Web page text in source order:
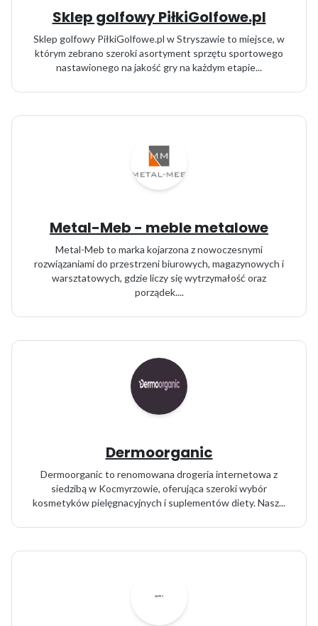
Sklep golfowy PiłkiGolfowe.pl
Sklep golfowy PiłkiGolfowe.pl w Stryszawie to miejsce, w
którym zebrano szeroki asortyment sprzętu sportowego
nastawionego na jakość gry na każdym etapie...
Metal-Meb - meble metalowe
Metal-Meb to marka kojarzona z nowoczesnymi
rozwiązaniami do przestrzeni biurowych, magazynowych i
warsztatowych, gdzie liczy się wytrzymałość oraz
porządek....
Dermoorganic
Dermoorganic to renomowana drogeria internetowa z
siedzibą w Kocmyrzowie, oferująca szeroki wybór
kosmetyków pielęgnacyjnych i suplementów diety. Nasz...